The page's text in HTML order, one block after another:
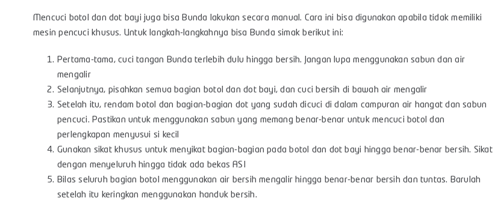
Mencuci botol dan dot bayi juga bisa Bunda lakukan secara manual. Cara ini bisa digunakan apabila tidak memiliki
mesin pencuci khusus. Untuk langkah-langkahnya bisa Bunda simak berikut ini:
Pertama-tama, cuci tangan Bunda terlebih dulu hingga bersih. Jangan lupa menggunakan sabun dan air
mengalir
Selanjutnya, pisahkan semua bagian botol dan dot bayi, dan cuci bersih di bawah air mengalir
Setelah itu, rendam botol dan bagian-bagian dot yang sudah dicuci di dalam campuran air hangat dan sabun
pencuci. Pastikan untuk menggunakan sabun yang memang benar-benar untuk mencuci botol dan
perlengkapan menyusui si kecil
Gunakan sikat khusus untuk menyikat bagian-bagian pada botol dan dot bayi hingga benar-benar bersih. Sikat
dengan menyeluruh hingga tidak ada bekas ASI
Bilas seluruh bagian botol menggunakan air bersih mengalir hingga benar-benar bersih dan tuntas. Barulah
setelah itu keringkan menggunakan handuk bersih.